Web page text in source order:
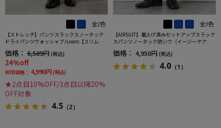
全2色
【ストレッチ】パンツスラックスノータック
ドライパンツウォッシャブルnero【スリムデ
ザイン】
価格： 6,589円 (税込)
24%off
WEB価格： 4,990円 (税込)
★2点目10%OFF/3点目以降20%
OFF対象
4.5 （2）
全3色
【AIRSUIT】裾上げ済みセットアップスラック
スパンツノータック防シワ（イージーケア）
ストレッチ通年吸水速乾UVカット春夏
価格： 4,950円 (税込)
4.0 （1）